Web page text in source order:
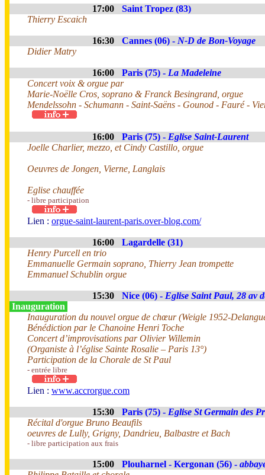
17:00
Saint Tropez (83)
Thierry Escaich
16:30 Cannes (06) - N-D de Bon-Voyage
Didier Matry
16:00 Paris (75) - La Madeleine
Concert voix & orgue par
Marie-Noëlle Cros, soprano & Franck Besingrand, orgue
Mendelssohn - Schumann - Saint-Saëns - Gounod - Fauré -
16:00 Paris (75) - Eglise Saint-Laurent
Joelle Charlier, mezzo, et Cindy Castillo, orgue
Oeuvres de Jongen, Vierne, Langlais
Eglise chauffée
- libre participation
Lien : orgue-saint-laurent-paris.over-blog.com/
16:00
Lagardelle (31)
Henry Purcell en trio
Emmanuelle Germain soprano, Thierry Jean trompette
Emmanuel Schublin orgue
15:30 Nice (06) - Eglise Saint Paul, 28 av
Inauguration
Inauguration du nouvel orgue de chœur (Weigle 1952-
Bénédiction par le Chanoine Henri Toche
Concert d’improvisations par Olivier Willemin
(Organiste à l’église Sainte Rosalie – Paris 13°)
Participation de la Chorale de St Paul
- entrée libre
Lien : www.accrorgue.com
15:30 Paris (75) - Eglise St Germain des
Récital d'orgue Bruno Beaufils
oeuvres de Lully, Grigny, Dandrieu, Balbastre et Bach
- libre participation aux frais
15:00 Plouharnel - Kergonan (56) -